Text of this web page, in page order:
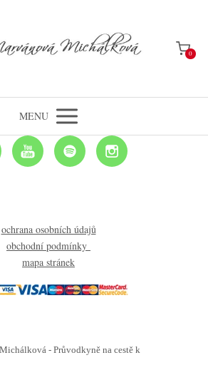
0
MENU
ochrana osobních údajů
obchodní podmínky
mapa stránek
- Průvodkyně na cestě k